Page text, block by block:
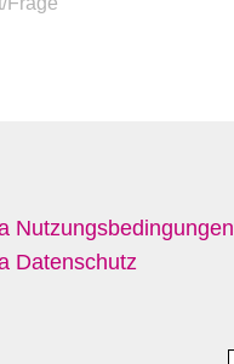
Nutzungsbedingungen
Datenschutz